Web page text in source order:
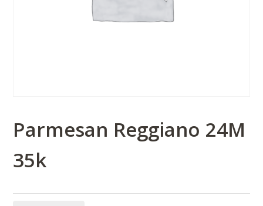
Parmesan Reggiano 24M
35k